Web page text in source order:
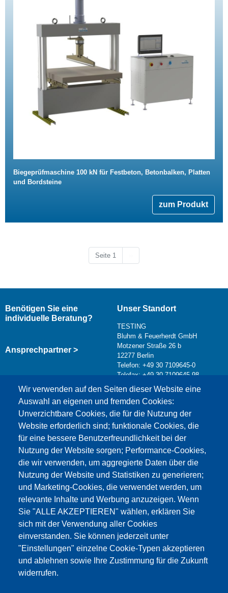
Biegeprüfmaschine 100 kN für Festbeton, Betonbalken, Platten
und Bordsteine
zum Produkt
Seite 1
Wir verwenden auf den Seiten dieser Website eine
Auswahl an eigenen und fremden Cookies:
Unverzichtbare Cookies, die für die Nutzung der
Website erforderlich sind; funktionale Cookies, die
für eine bessere Benutzerfreundlichkeit bei der
Nutzung der Website sorgen; Performance-Cookies,
die wir verwenden, um aggregierte Daten über die
Nutzung der Website und Statistiken zu generieren;
und Marketing-Cookies, die verwendet werden, um
relevante Inhalte und Werbung anzuzeigen. Wenn
Sie "ALLE AKZEPTIEREN" wählen, erklären Sie
sich mit der Verwendung aller Cookies
einverstanden. Sie können jederzeit unter
"Einstellungen" einzelne Cookie-Typen akzeptieren
und ablehnen sowie Ihre Zustimmung für die Zukunft
widerrufen.
Benötigen Sie eine
individuelle Beratung?
Ansprechpartner >
Unser Standort
TESTING
Bluhm & Feuerherdt GmbH
Motzener Straße 26 b
12277 Berlin
Telefon: +49 30 7109645-0
Telefax: +49 30 7109645-98
info@testing.de
Dieser Inhalt ist blockiert, da die Google Maps
Cookies nicht akzeptiert wurden.
NUR DIE GOOGLE MAPS COOKIES
AKZEPTIEREN.
Alle Cookies akzeptieren